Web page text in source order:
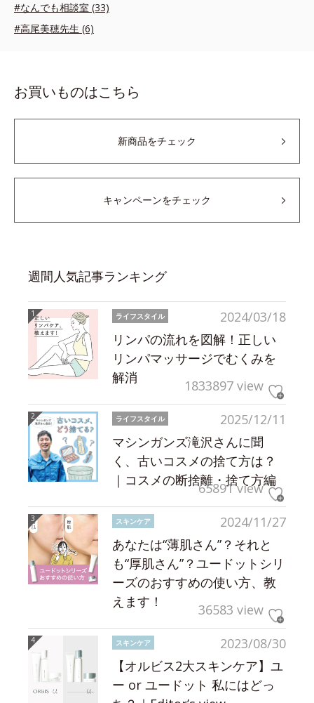
#なんでも相談室 (33)
#高尾美穂先生 (6)
お買いものはこちら
新商品をチェック
キャンペーンをチェック
週間人気記事ランキング
2024/03/18
ライフスタイル
リンパの流れを図解！正しい
リンパマッサージでむくみを
解消
1833897 view
2025/12/11
ライフスタイル
マシンガンズ滝沢さんに聞
く、古いコスメの捨て方は？
｜コスメの断捨離・捨て方編
65891 view
2024/11/27
スキンケア
あなたは“薄肌さん”？それと
も“厚肌さん”？ユードットシリ
ーズのおすすめの使い方、教
えます！
36583 view
2023/08/30
スキンケア
【オルビス2大スキンケア】ユ
ー or ユードット 私にはどっ